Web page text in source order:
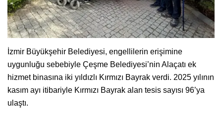
İzmir Büyükşehir Belediyesi, engellilerin erişimine
uygunluğu sebebiyle Çeşme Belediyesi’nin Alaçatı ek
hizmet binasına iki yıldızlı Kırmızı Bayrak verdi. 2025 yılının
kasım ayı itibariyle Kırmızı Bayrak alan tesis sayısı 96’ya
ulaştı.